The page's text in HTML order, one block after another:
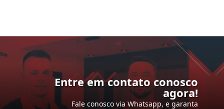
Entre em contato conosco
agora!
Fale conosco via Whatsapp, e garanta